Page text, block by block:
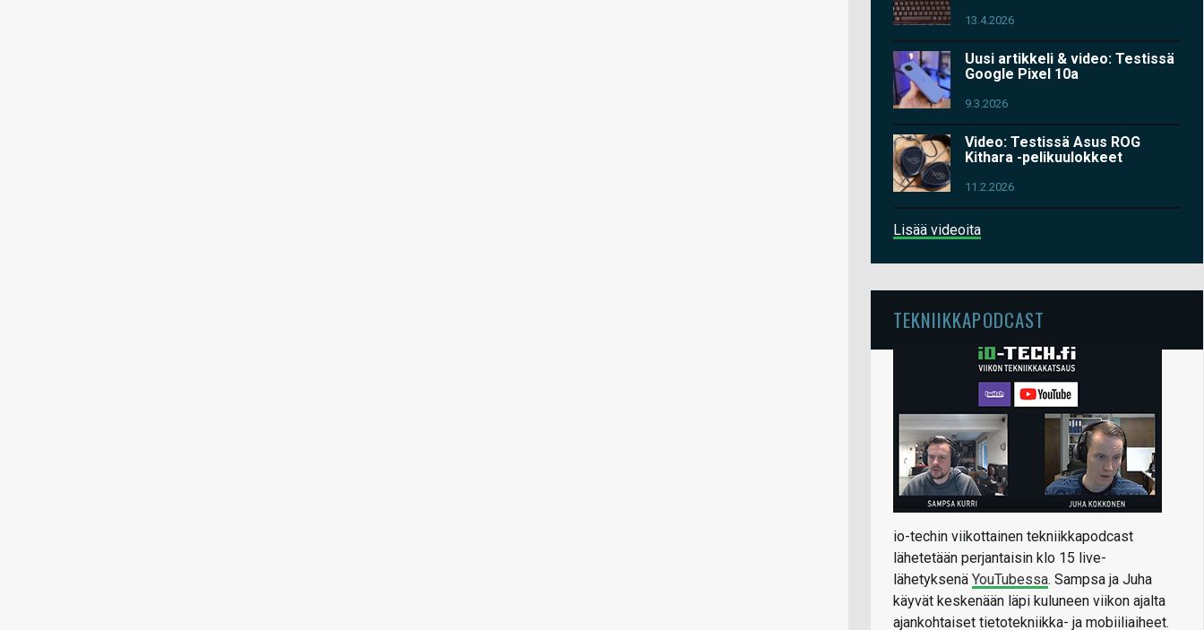
13.4.2026
Uusi artikkeli & video: Testissä
Google Pixel 10a
9.3.2026
Video: Testissä Asus ROG
Kithara -pelikuulokkeet
11.2.2026
Lisää videoita
TEKNIIKKAPODCAST
io-techin viikottainen tekniikkapodcast
lähetetään perjantaisin klo 15 live-
lähetyksenä YouTubessa. Sampsa ja Juha
käyvät keskenään läpi kuluneen viikon ajalta
ajankohtaiset tietotekniikka- ja mobiiliaiheet.